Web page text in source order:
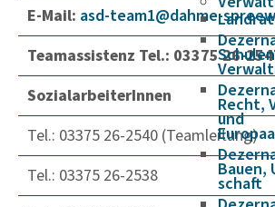
Landrat
Recht,
und
schaft
E-Mail: asd-team1@dahme-
Teamassistenz Tel.: 03375 26-
SozialarbeiterInnen
Tel.: 03375 26-2540 (Teamleitung)
Tel.: 03375 26-2538